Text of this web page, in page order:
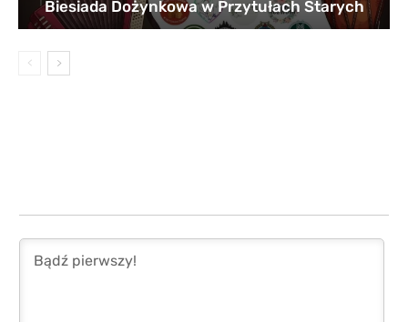
Biesiada Dożynkowa w Przytułach Starych